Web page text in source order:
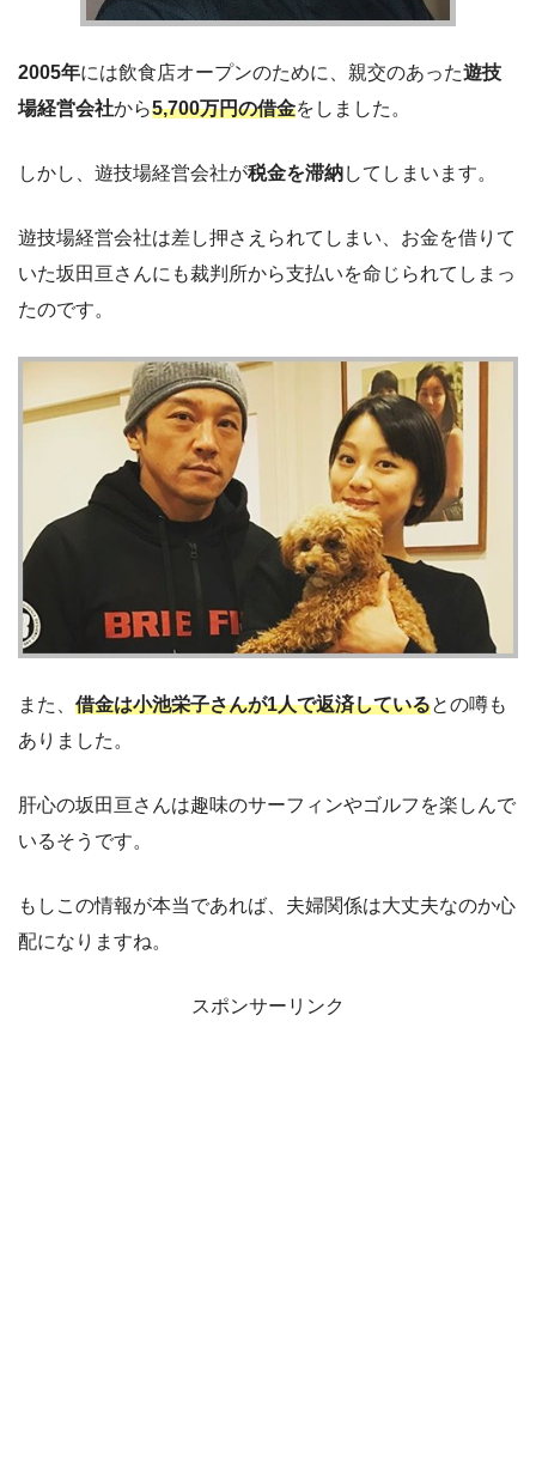
2005年には飲食店オープンのために、親交のあった遊技
場経営会社から5,700万円の借金をしました。
しかし、遊技場経営会社が税金を滞納してしまいます。
遊技場経営会社は差し押さえられてしまい、お金を借りて
いた坂田亘さんにも裁判所から支払いを命じられてしまっ
たのです。
また、 借金は小池栄子さんが1人で返済しているとの噂も
ありました。
肝心の坂田亘さんは趣味のサーフィンやゴルフを楽しんで
いるそうです。
もしこの情報が本当であれば、夫婦関係は大丈夫なのか心
配になりますね。
スポンサーリンク